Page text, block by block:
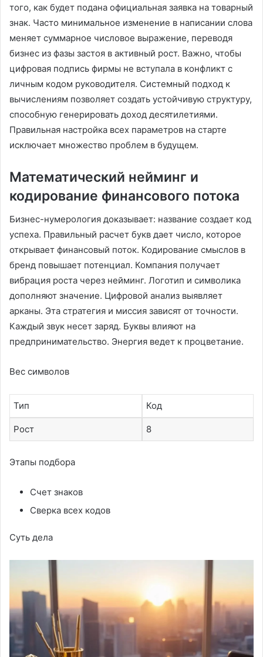
того, как будет подана официальная заявка на товарный
знак. Часто минимальное изменение в написании слова
меняет суммарное числовое выражение, переводя
бизнес из фазы застоя в активный рост. Важно, чтобы
цифровая подпись фирмы не вступала в конфликт с
личным кодом руководителя. Системный подход к
вычислениям позволяет создать устойчивую структуру,
способную генерировать доход десятилетиями.
Правильная настройка всех параметров на старте
исключает множество проблем в будущем.
Математический нейминг и
кодирование финансового потока
Бизнес-нумерология доказывает: название создает код
успеха. Правильный расчет букв дает число, которое
открывает финансовый поток. Кодирование смыслов в
бренд повышает потенциал. Компания получает
вибрация роста через нейминг. Логотип и символика
дополняют значение. Цифровой анализ выявляет
арканы. Эта стратегия и миссия зависят от точности.
Каждый звук несет заряд. Буквы влияют на
предпринимательство. Энергия ведет к процветание.
Вес символов
Тип Код
Рост 8
Этапы подбора
Счет знаков
Сверка всех кодов
Суть дела